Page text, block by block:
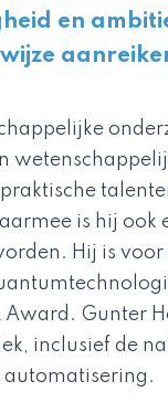
en
is hij ook
Hij is
Gunter
inclusief de